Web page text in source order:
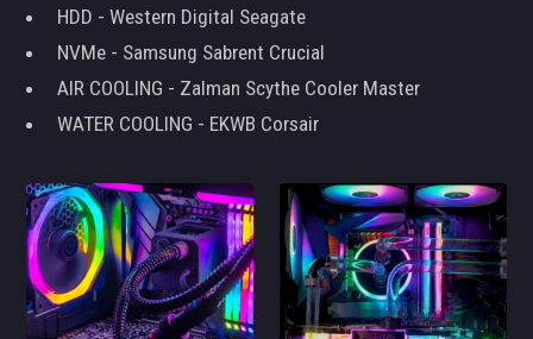
HDD - Western Digital Seagate
NVMe - Samsung Sabrent Crucial
AIR COOLING - Zalman Scythe Cooler Master
WATER COOLING - EKWB Corsair